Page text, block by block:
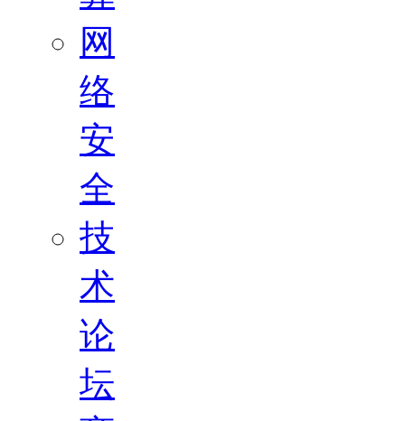
网
络
安
全
技
术
论
坛